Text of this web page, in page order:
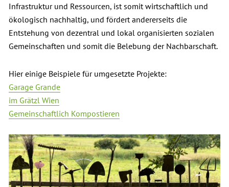
Infrastruktur und Ressourcen, ist somit wirtschaftlich und
ökologisch nachhaltig, und fördert andererseits die
Entstehung von dezentral und lokal organisierten sozialen
Gemeinschaften und somit die Belebung der Nachbarschaft.
Hier einige Beispiele für umgesetzte Projekte:
Garage Grande
im Grätzl Wien
Gemeinschaftlich Kompostieren